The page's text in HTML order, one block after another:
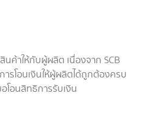
ค้าให้กับผู้ผลิต เนื่องจาก SCB
รโอนเงินให้ผู้ผลิตได้ถูกต้องครบ
โอนสิทธิการรับเงิน